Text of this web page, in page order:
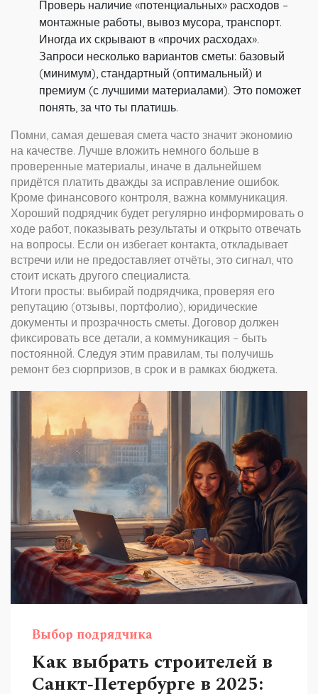
Проверь наличие «потенциальных» расходов –
монтажные работы, вывоз мусора, транспорт.
Иногда их скрывают в «прочих расходах».
Запроси несколько вариантов сметы: базовый
(минимум), стандартный (оптимальный) и
премиум (с лучшими материалами). Это поможет
понять, за что ты платишь.
Помни, самая дешевая смета часто значит экономию
на качестве. Лучше вложить немного больше в
проверенные материалы, иначе в дальнейшем
придётся платить дважды за исправление ошибок.
Кроме финансового контроля, важна коммуникация.
Хороший подрядчик будет регулярно информировать о
ходе работ, показывать результаты и открыто отвечать
на вопросы. Если он избегает контакта, откладывает
встречи или не предоставляет отчёты, это сигнал, что
стоит искать другого специалиста.
Итоги просты: выбирай подрядчика, проверяя его
репутацию (отзывы, портфолио), юридические
документы и прозрачность сметы. Договор должен
фиксировать все детали, а коммуникация – быть
постоянной. Следуя этим правилам, ты получишь
ремонт без сюрпризов, в срок и в рамках бюджета.
Выбор подрядчика
Как выбрать строителей в
Санкт‑Петербурге в 2025: